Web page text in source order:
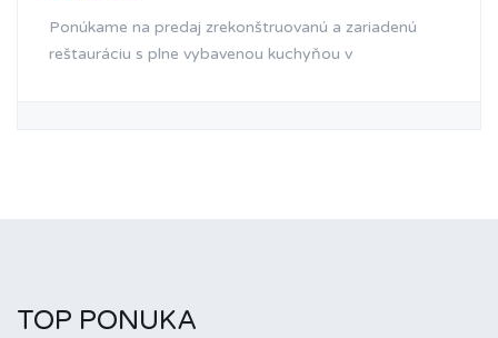
Ponúkame na predaj zrekonštruovanú a zariadenú
reštauráciu s plne vybavenou kuchyňou v
TOP PONUKA